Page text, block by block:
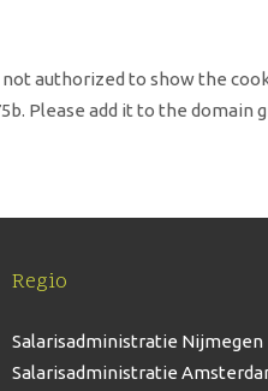
not authorized to show the
Please add it to the domain
Regio
Salarisadministratie Nijmegen
Salarisadministratie